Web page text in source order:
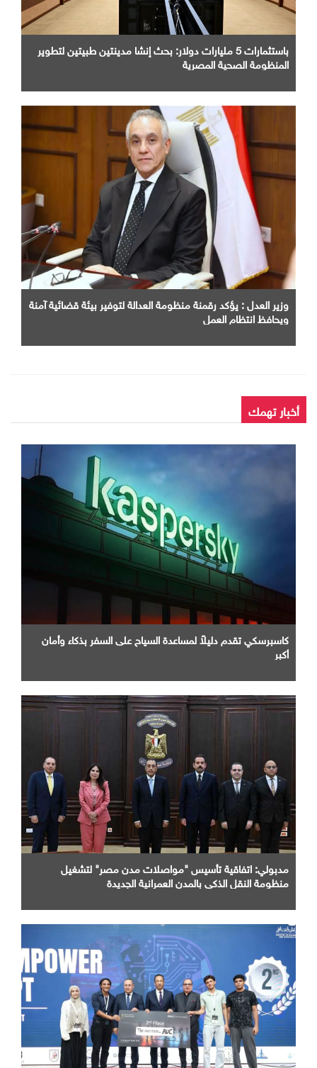
باستثمارات 5 مليارات دولار: بحث إنشا مدينتين طبيتين لتطوير
المنظومة الصحية المصرية
وزير العدل : يؤكد رقمنة منظومة العدالة لتوفير بيئة قضائية آمنة
ويحافظ انتظام العمل
أخبار تهمك
كاسبرسكي تقدم دليلاً لمساعدة السياح على السفر بذكاء وأمان
أكبر
مدبولي: اتفاقية تأسيس "مواصلات مدن مصر" لتشغيل
منظومة النقل الذكي بالمدن العمرانية الجديدة